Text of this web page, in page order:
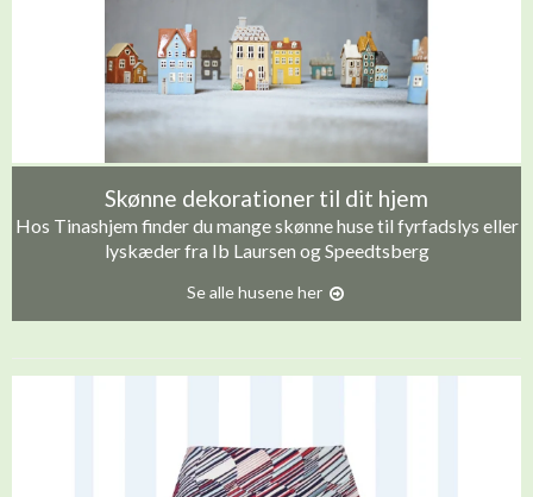
Skønne dekorationer til dit hjem
Hos Tinashjem finder du mange skønne huse til fyrfadslys eller
lyskæder fra Ib Laursen og Speedtsberg
Se alle husene her